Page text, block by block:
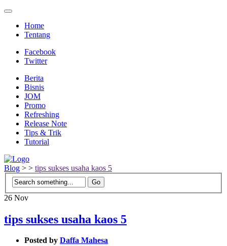
Home
Tentang
Facebook
Twitter
Berita
Bisnis
JOM
Promo
Refreshing
Release Note
Tips & Trik
Tutorial
Blog > > tips sukses usaha kaos 5
26 Nov
tips sukses usaha kaos 5
Posted by Daffa Mahesa